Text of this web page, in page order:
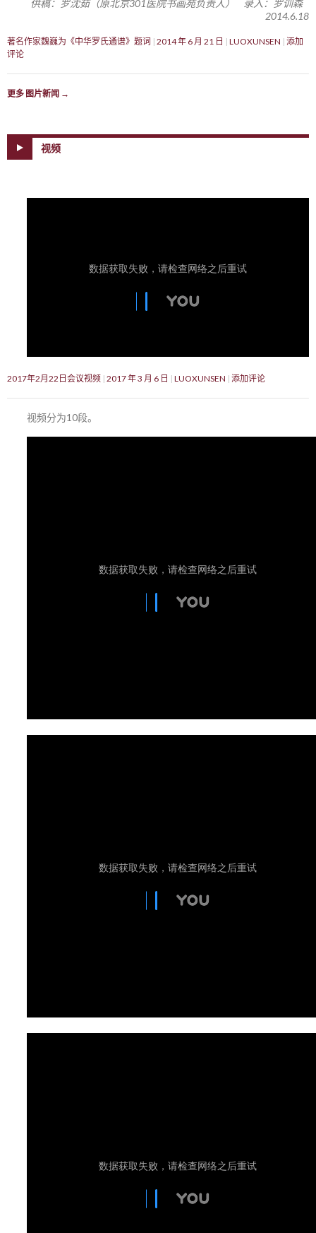
供稿：罗沈茹（原北京301医院书画苑负责人） 录入：罗训森
2014.6.18
著名作家魏巍为《中华罗氏通谱》题词 2014 年 6 月 21 日 LUOXUNSEN 添加
评论
更多 图片新闻 →
视频
2017年2月22日会议视频 2017 年 3 月 6 日 LUOXUNSEN 添加评论
视频分为10段。